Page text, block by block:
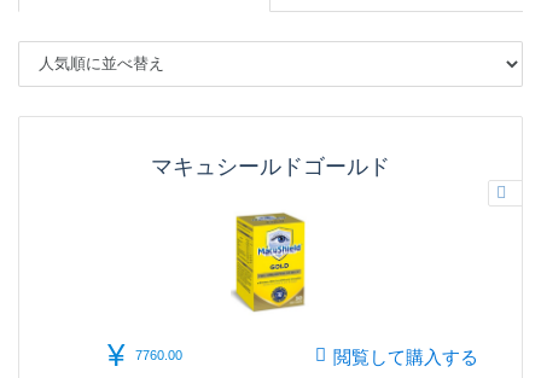
マキュシールドゴールド
¥ 7760.00 閲覧して購入する